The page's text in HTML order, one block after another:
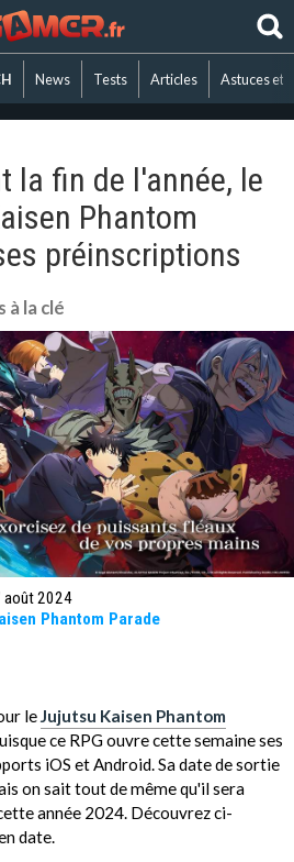
News Tests Articles Astuces et
la fin de l'année, le
Phantom
préinscriptions
à la clé
août 2024
Phantom Parade
leJujutsu Kaisen Phantom
ce RPG ouvre cette semaine ses
iOS et Android. Sa date de sortie
on sait tout de même qu'il sera
année 2024. Découvrez ci-
date.